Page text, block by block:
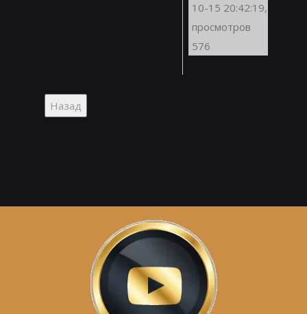
10-15 20:42:19,
просмотров
576